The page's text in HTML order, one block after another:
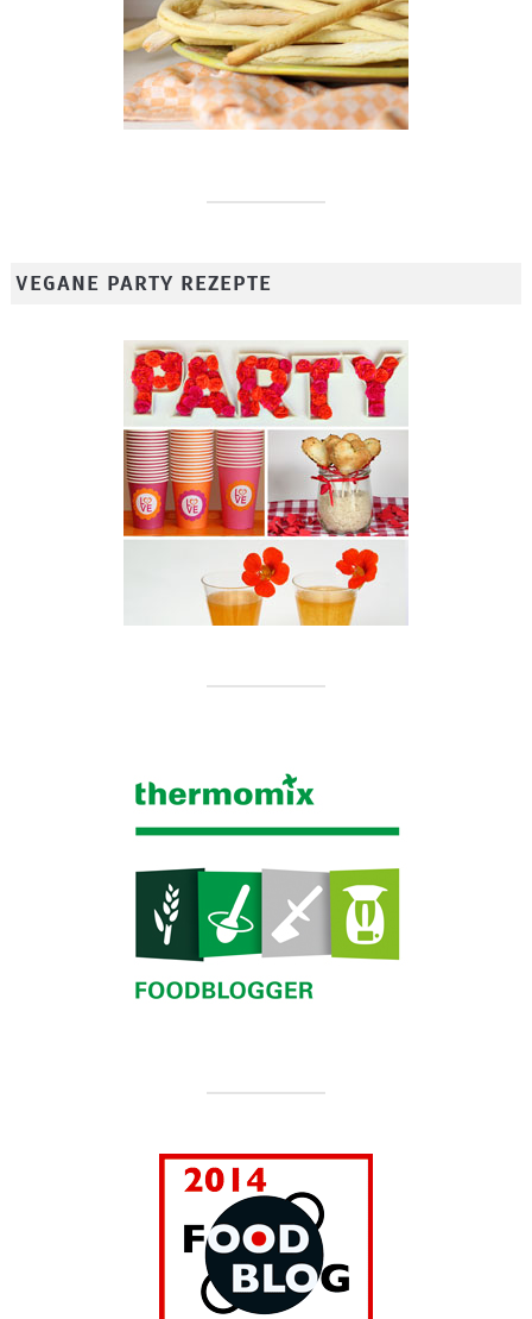
VEGANE PARTY REZEPTE